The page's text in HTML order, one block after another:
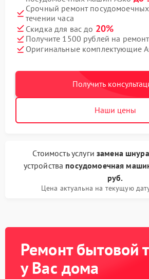
Срочный ремонт
течении часа
Скидка для вас до 20%
Получите 1500 рублей на ремонт
Оригинальные комплектующие
Получить
Наши цены
Стоимость услуги замена
устройства посудомоечная
руб.
Цена актуальна на текущую
Ремонт бытовой
у Вас дома